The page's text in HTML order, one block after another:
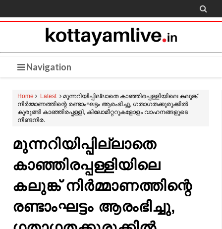

Navigation
Home Latest
മുന്നറിയിപ്പില്ലാതെ കാഞ്ഞിരപ്പള്ളിയിലെ കലുങ്ക്
നിർമ്മാണത്തിന്റെ രണ്ടാംഘട്ടം ആരംഭിച്ചു, ഗതാഗതക്കുരുക്കിൽ
കുരുങ്ങി കാഞ്ഞിരപ്പള്ളി, കിലോമീറ്ററുകളോളം വാഹനങ്ങളുടെ
നീണ്ടനിര.
മുന്നറിയിപ്പില്ലാതെ
കാഞ്ഞിരപ്പള്ളിയിലെ
കലുങ്ക് നിർമ്മാണത്തിന്റെ
രണ്ടാംഘട്ടം ആരംഭിച്ചു,